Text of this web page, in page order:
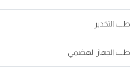
طب التخدير
طب الجهاز الهضمي